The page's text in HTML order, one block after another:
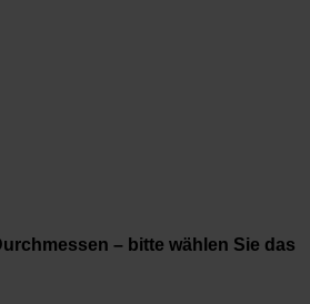
– bitte wählen Sie das